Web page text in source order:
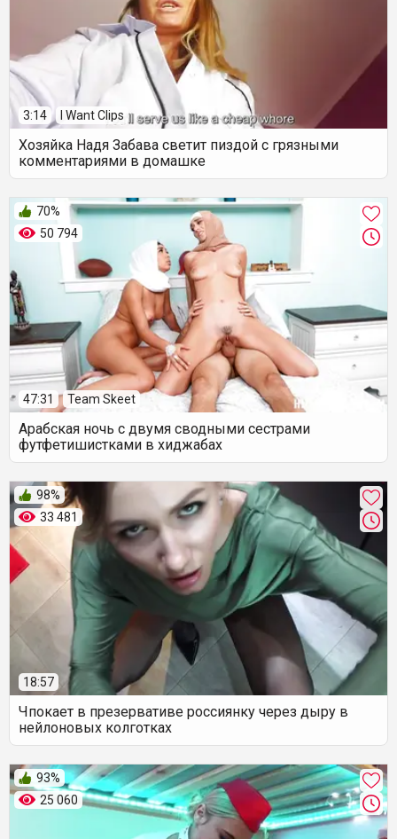
3:14 I Want Clips
Хозяйка Надя Забава светит пиздой с грязными
комментариями в домашке
50 794
70%
47:31 Team Skeet
Арабская ночь с двумя сводными сестрами
футфетишистками в хиджабах
33 481
98%
18:57
Чпокает в презервативе россиянку через дыру в
нейлоновых колготках
25 060
93%